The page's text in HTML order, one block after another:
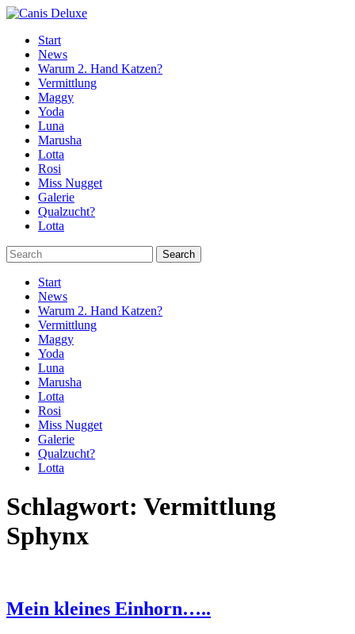
Start
News
Warum 2. Hand Katzen?
Vermittlung
Maggy
Yoda
Luna
Marusha
Lotta
Rosi
Miss Nugget
Galerie
Qualzucht?
Lotta
Start
News
Warum 2. Hand Katzen?
Vermittlung
Maggy
Yoda
Luna
Marusha
Lotta
Rosi
Miss Nugget
Galerie
Qualzucht?
Lotta
Schlagwort: Vermittlung
Sphynx
Mein kleines Einhorn…..